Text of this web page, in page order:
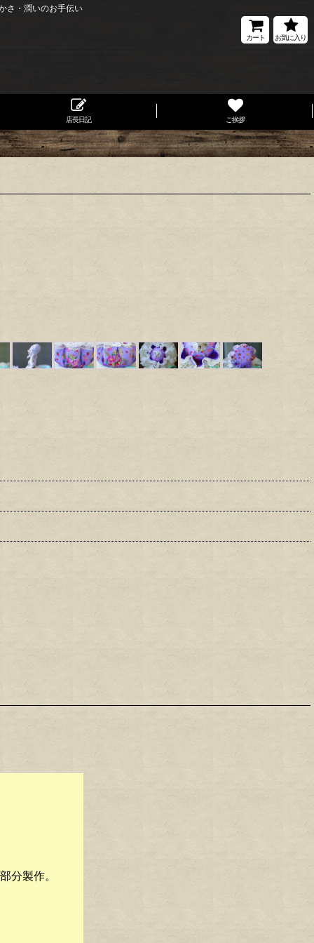
・潤いのお手伝い
カート お気に入り
店長日記 ご挨拶
分製作。